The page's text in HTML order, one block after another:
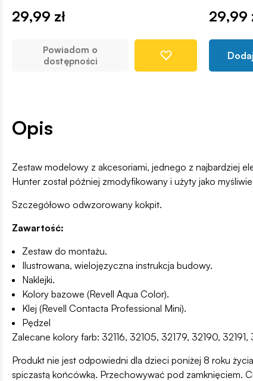
29,99 zł
Powiadom o
dostępności
29,99
Opis
Zestaw modelowy z akcesoriami, jednego z najbardziej
Hunter został później zmodyfikowany i użyty jako
Szczegółowo odwzorowany kokpit.
Zawartość:
Zestaw do montażu.
Ilustrowana, wielojęzyczna instrukcja budowy.
Naklejki.
Kolory bazowe (Revell Aqua Color).
Klej (Revell Contacta Professional Mini).
Pędzel
Zalecane kolory farb: 32116, 32105, 32179, 32190, 32191,
Produkt nie jest odpowiedni dla dzieci poniżej 8 roku
spiczastą końcówką. Przechowywać pod zamknięciem.